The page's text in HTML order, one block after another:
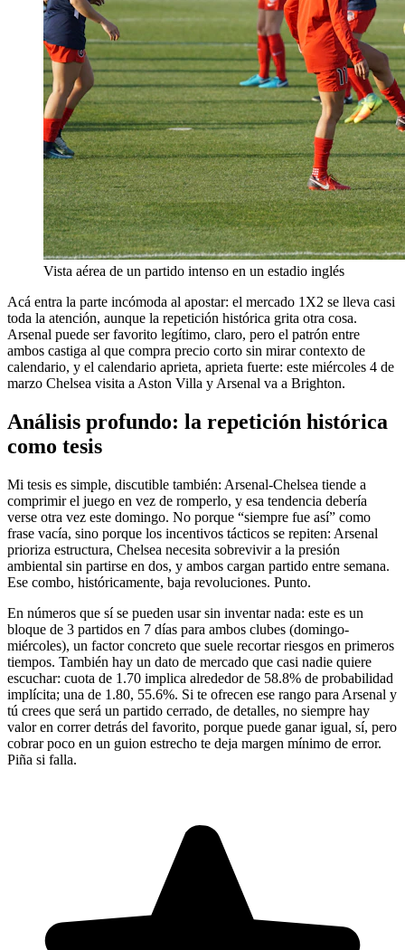
Vista aérea de un partido intenso en un estadio inglés
Acá entra la parte incómoda al apostar: el mercado 1X2 se lleva casi
toda la atención, aunque la repetición histórica grita otra cosa.
Arsenal puede ser favorito legítimo, claro, pero el patrón entre
ambos castiga al que compra precio corto sin mirar contexto de
calendario, y el calendario aprieta, aprieta fuerte: este miércoles 4 de
marzo Chelsea visita a Aston Villa y Arsenal va a Brighton.
Análisis profundo: la repetición histórica
como tesis
Mi tesis es simple, discutible también: Arsenal-Chelsea tiende a
comprimir el juego en vez de romperlo, y esa tendencia debería
verse otra vez este domingo. No porque “siempre fue así” como
frase vacía, sino porque los incentivos tácticos se repiten: Arsenal
prioriza estructura, Chelsea necesita sobrevivir a la presión
ambiental sin partirse en dos, y ambos cargan partido entre semana.
Ese combo, históricamente, baja revoluciones. Punto.
En números que sí se pueden usar sin inventar nada: este es un
bloque de 3 partidos en 7 días para ambos clubes (domingo-
miércoles), un factor concreto que suele recortar riesgos en primeros
tiempos. También hay un dato de mercado que casi nadie quiere
escuchar: cuota de 1.70 implica alrededor de 58.8% de probabilidad
implícita; una de 1.80, 55.6%. Si te ofrecen ese rango para Arsenal y
tú crees que será un partido cerrado, de detalles, no siempre hay
valor en correr detrás del favorito, porque puede ganar igual, sí, pero
cobrar poco en un guion estrecho te deja margen mínimo de error.
Piña si falla.